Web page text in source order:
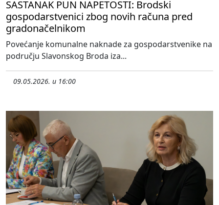
SASTANAK PUN NAPETOSTI: Brodski
gospodarstvenici zbog novih računa pred
gradonačelnikom
Povećanje komunalne naknade za gospodarstvenike na
području Slavonskog Broda iza...
09.05.2026. u 16:00